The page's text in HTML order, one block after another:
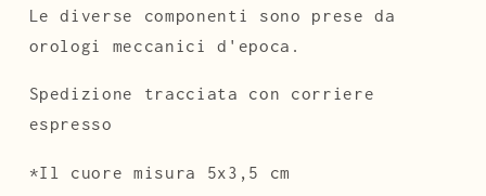
Le diverse componenti sono prese da
orologi meccanici d'epoca.
Spedizione tracciata con corriere
espresso
*Il cuore misura 5x3,5 cm